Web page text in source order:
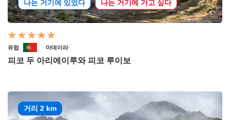
나는 거기에 있었다 나는 거기에 가고 싶다
유럽 마데이라
피코 두 아리에이루와 피코 루이보
거리 2 km